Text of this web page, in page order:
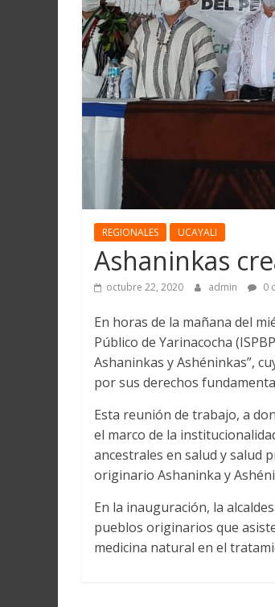
Martín
y
Loreto
REGIONALES UCAYALI
Ashaninkas
octubre 22, 2020 admin 0
En horas de la mañana del
Público de Yarinacocha
Ashaninkas y Ashéninkas”,
por sus derechos
Esta reunión de trabajo, a
el marco de la
ancestrales en salud y salud
originario Ashaninka y
En la inauguración, la
pueblos originarios que
medicina natural en el